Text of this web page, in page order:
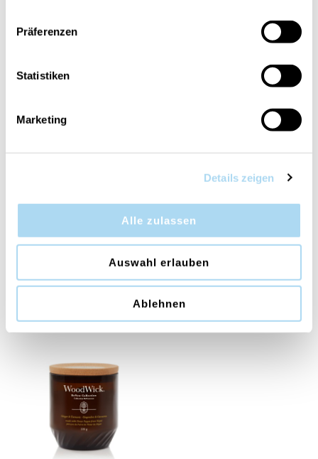
Präferenzen
Statistiken
Marketing
Details zeigen
Alle zulassen
Auswahl erlauben
Ablehnen
Incense & Myrrh ReNew
CHF 29.90
Ocean Air Signature
CHF 29.90
Bayside Cedar Signature
Reflection & Clarity 3-